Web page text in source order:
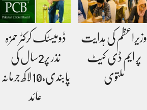
وزیراعظم کی ہدایت
پر ایم ڈی کیٹ
ملتوی
ڈومیسٹک کرکٹر حمزہ
نذر پر2سال کی
پابندی،10لاکھ جرمانہ
عائد